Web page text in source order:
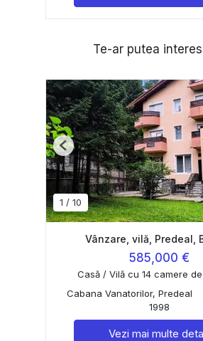
Te-ar putea
1 / 10
Previous
Vânzare, vilă, Predeal,
585,000 €
Casă / Vilă cu 14 camere
Cabana Vanatorilor, Predeal
1998
Vezi mai multe